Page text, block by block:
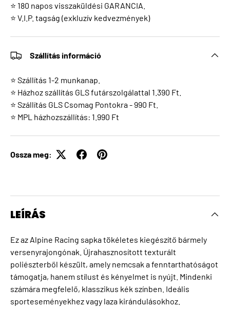
⭐ 180 napos visszaküldési GARANCIA.
⭐ V.I.P. tagság (exkluzív kedvezmények)
Szállítás információ
⭐ Szállítás 1-2 munkanap.
⭐ Házhoz szállítás GLS futárszolgálattal 1.390 Ft.
⭐ Szállítás GLS Csomag Pontokra - 990 Ft.
⭐ MPL házhozszállítás: 1.990 Ft
Ossza meg:
LEÍRÁS
Ez az Alpine Racing sapka tökéletes kiegészítő bármely
versenyrajongónak. Újrahasznosított texturált
poliészterből készült, amely nemcsak a fenntarthatóságot
támogatja, hanem stílust és kényelmet is nyújt. Mindenki
számára megfelelő, klasszikus kék színben. Ideális
sporteseményekhez vagy laza kirándulásokhoz.